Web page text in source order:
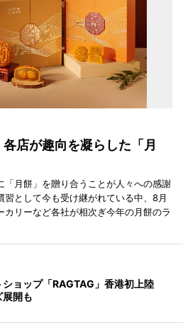
店が趣向を凝らした「月
「月餅」を贈り合うことが人々への感謝
として今も受け継がれている中、8月
リーなど各社が相次ぎ今年の月餅のラ
ショップ「RAGTAG」香港初上陸
展開も